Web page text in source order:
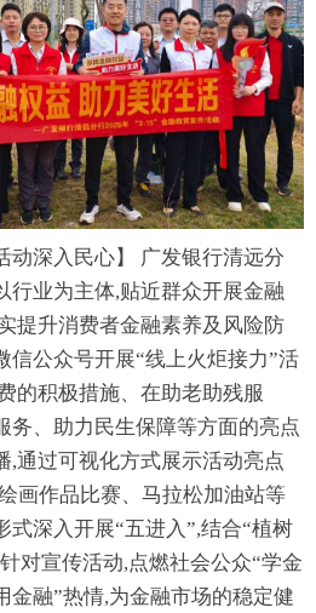
动深入民心】 广发银行清远分
行业为主体,贴近群众开展金融
提升消费者金融素养及风险防
信公众号开展“线上火炬接力”活
的积极措施、在助老助残服
务、助力民生保障等方面的亮点
,通过可视化方式展示活动亮点
画作品比赛、马拉松加油站等
式深入开展“五进入”,结合“植树
对宣传活动,点燃社会公众“学金
金融”热情,为金融市场的稳定健